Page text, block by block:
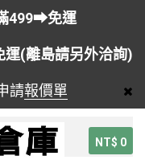
499➡免運
(離島請另外洽詢)
請報價單
NT$ 0